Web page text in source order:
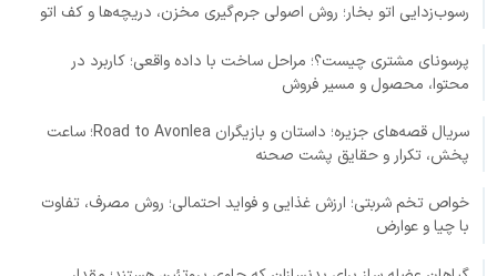
رسوب‌زدایی اتو بخار؛ روش اصولی جرم‌گیری مخزن، دریچه‌ها و کف اتو
پرسونای مشتری چیست؟؛ مراحل ساخت با داده واقعی؛ کاربرد در
محتوا، محصول و مسیر فروش
سریال قصه‌های جزیره؛ داستان و بازیگران Road to Avonlea؛ ساعت
پخش، تکرار و حقایق پشت صحنه
خواص تخم شربتی؛ ارزش غذایی و فواید احتمالی؛ روش مصرف، تفاوت
با چیا و عوارض